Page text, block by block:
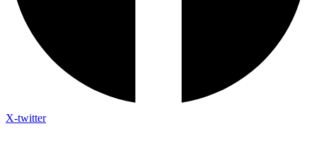
X-twitter